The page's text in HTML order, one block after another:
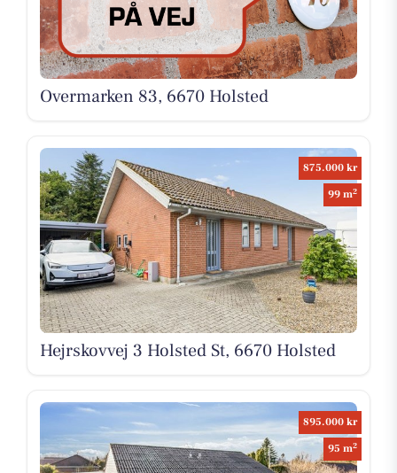
Overmarken 83, 6670 Holsted
875.000 kr
99 m2
Hejrskovvej 3 Holsted St, 6670 Holsted
895.000 kr
95 m2